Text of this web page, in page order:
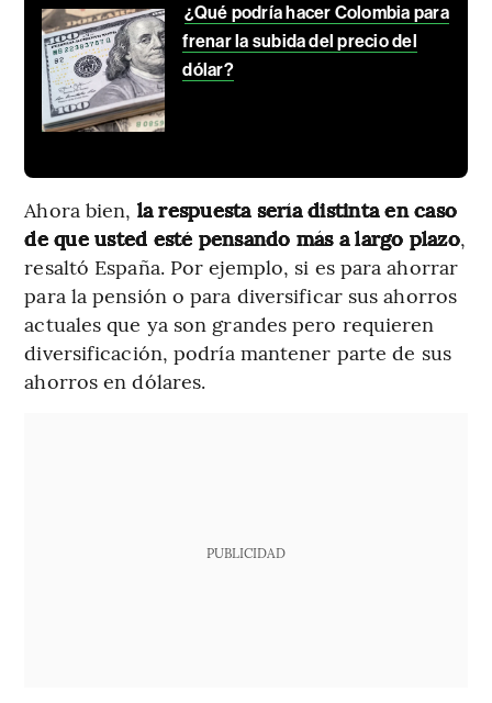
¿Qué podría hacer Colombia para
frenar la subida del precio del
dólar?
Ahora bien, la respuesta sería distinta en caso
de que usted esté pensando más a largo plazo,
resaltó España. Por ejemplo, si es para ahorrar
para la pensión o para diversificar sus ahorros
actuales que ya son grandes pero requieren
diversificación, podría mantener parte de sus
ahorros en dólares.
PUBLICIDAD